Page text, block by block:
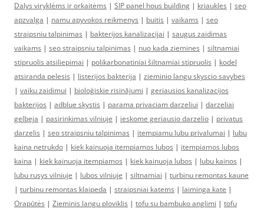
Dalys viryklėms ir orkaitėms | SIP panel hous building | kriaukles | seo
apzvalga | namu apyvokos reikmenys | buitis | vaikams | seo
straipsniu talpinimas | bakterijos kanalizacijai | saugus zaidimas
vaikams | seo straipsniu talpinimas | nuo kada ziemines | siltnamiai
stipruolis atsiliepimai | polikarbonatiniai šiltnamiai stipruolis | kodel
atsiranda pelesis | listerijos bakterija | zieminio langu skyscio savybes
| vaiku zaidimui | bioloģiskie risinājumi | geriausios kanalizacijos
bakterijos | adblue skystis | parama privaciam darzeliui | darzeliai
gelbeja | pasirinkimas vilniuje | ieskome geriausio darzelio | privatus
darzelis | seo straipsniu talpinimas | itempiamu lubu privalumai | lubu
kaina netrukdo | kiek kainuoja itempiamos lubos | itempiamos lubos
kaina | kiek kainuoja itempiamos | kiek kainuoja lubos | lubu kainos |
lubu rusys vilniuje | lubos vilniuje | siltnamiai | turbinu remontas kaune
| turbinu remontas klaipeda | straipsniai katems | laiminga kate |
Orapūtės | Zieminis langu ploviklis | tofu su bambuko anglimi | tofu